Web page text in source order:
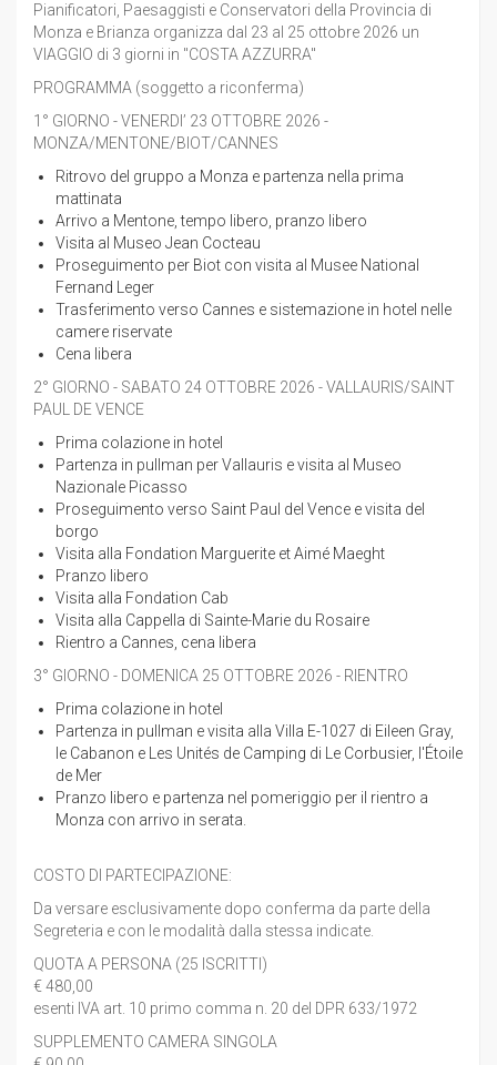
Pianificatori, Paesaggisti e Conservatori della Provincia di
Monza e Brianza organizza dal 23 al 25 ottobre 2026 un
VIAGGIO di 3 giorni in "COSTA AZZURRA"
PROGRAMMA (soggetto a riconferma)
1° GIORNO - VENERDI’ 23 OTTOBRE 2026 -
MONZA/MENTONE/BIOT/CANNES
Ritrovo del gruppo a Monza e partenza nella prima
mattinata
Arrivo a Mentone, tempo libero, pranzo libero
Visita al Museo Jean Cocteau
Proseguimento per Biot con visita al Musee National
Fernand Leger
Trasferimento verso Cannes e sistemazione in hotel nelle
camere riservate
Cena libera
2° GIORNO - SABATO 24 OTTOBRE 2026 - VALLAURIS/SAINT
PAUL DE VENCE
Prima colazione in hotel
Partenza in pullman per Vallauris e visita al Museo
Nazionale Picasso
Proseguimento verso Saint Paul del Vence e visita del
borgo
Visita alla Fondation Marguerite et Aimé Maeght
Pranzo libero
Visita alla Fondation Cab
Visita alla Cappella di Sainte-Marie du Rosaire
Rientro a Cannes, cena libera
3° GIORNO - DOMENICA 25 OTTOBRE 2026 - RIENTRO
Prima colazione in hotel
Partenza in pullman e visita alla Villa E-1027 di Eileen Gray,
le Cabanon e Les Unités de Camping di Le Corbusier, l'Étoile
de Mer
Pranzo libero e partenza nel pomeriggio per il rientro a
Monza con arrivo in serata.
COSTO DI PARTECIPAZIONE:
Da versare esclusivamente dopo conferma da parte della
Segreteria e con le modalità dalla stessa indicate.
QUOTA A PERSONA (25 ISCRITTI)
€ 480,00
esenti IVA art. 10 primo comma n. 20 del DPR 633/1972
SUPPLEMENTO CAMERA SINGOLA